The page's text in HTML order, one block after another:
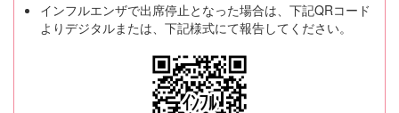
インフルエンザで出席停止となった場合は、下記QRコード
よりデジタルまたは、下記様式にて報告してください。